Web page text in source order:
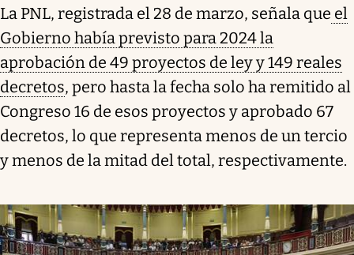
La PNL, registrada el 28 de marzo, señala que el
Gobierno había previsto para 2024 la
aprobación de 49 proyectos de ley y 149 reales
decretos, pero hasta la fecha solo ha remitido al
Congreso 16 de esos proyectos y aprobado 67
decretos, lo que representa menos de un tercio
y menos de la mitad del total, respectivamente.